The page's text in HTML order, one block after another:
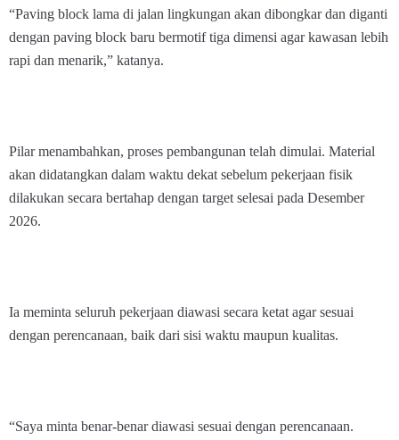
“Paving block lama di jalan lingkungan akan dibongkar dan diganti
dengan paving block baru bermotif tiga dimensi agar kawasan lebih
rapi dan menarik,” katanya.
Pilar menambahkan, proses pembangunan telah dimulai. Material
akan didatangkan dalam waktu dekat sebelum pekerjaan fisik
dilakukan secara bertahap dengan target selesai pada Desember
2026.
Ia meminta seluruh pekerjaan diawasi secara ketat agar sesuai
dengan perencanaan, baik dari sisi waktu maupun kualitas.
“Saya minta benar-benar diawasi sesuai dengan perencanaan.